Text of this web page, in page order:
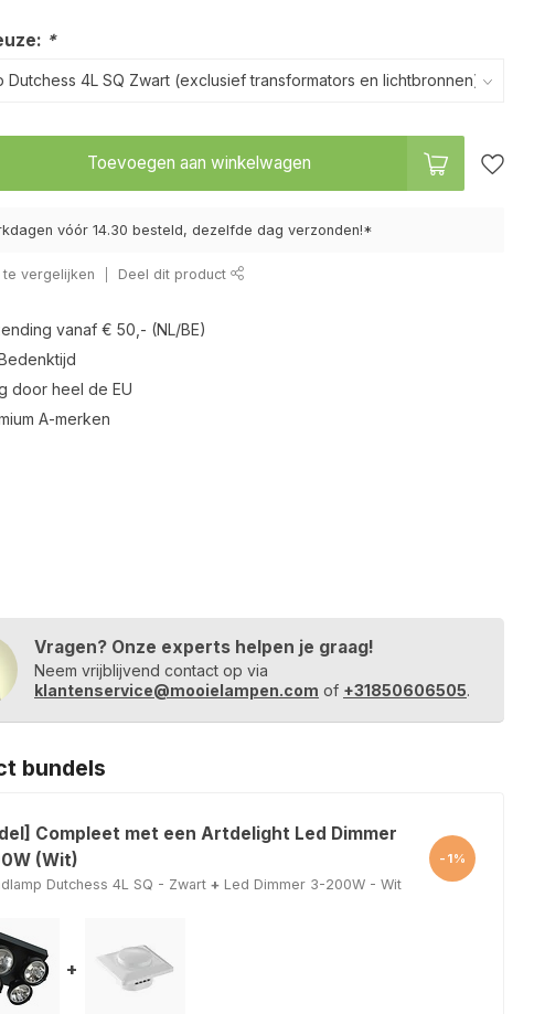
*
Toevoegen aan winkelwagen
vóór 14.30 besteld, dezelfde dag verzonden!*
vergelijken Deel dit product
vanaf € 50,- (NL/BE)
door heel de EU
A-merken
Vragen? Onze experts helpen je graag!
Neem vrijblijvend contact op via
klantenservice@mooielampen.com of +31850606505.
bundels
Compleet met een Artdelight Led Dimmer
(Wit)
Dutchess 4L SQ - Zwart + Led Dimmer 3-200W - Wit
-1%
+